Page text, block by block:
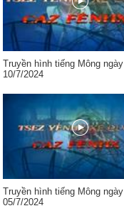
Truyền hình tiếng Mông ngày
10/7/2024
Truyền hình tiếng Mông ngày
05/7/2024